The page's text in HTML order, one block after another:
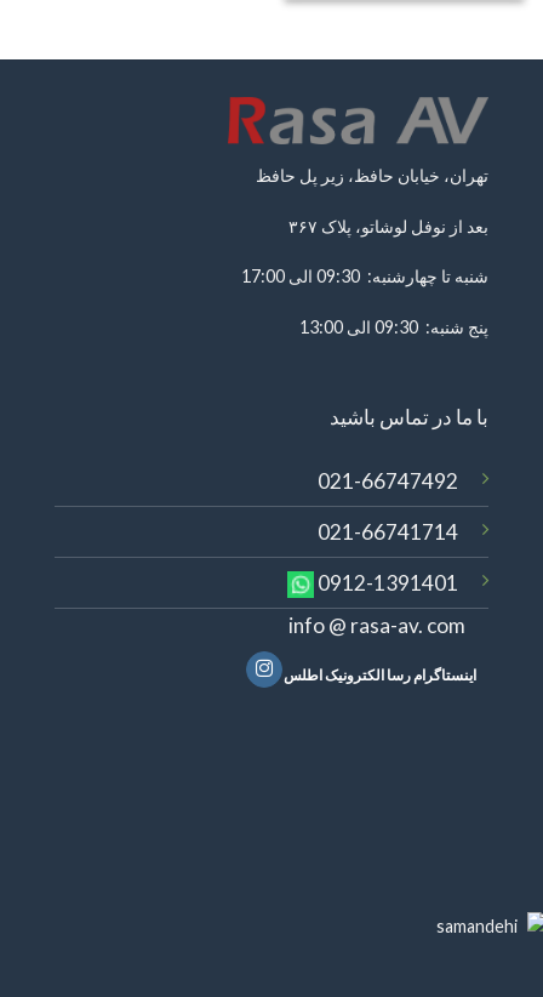
تهران، خیابان حافظ، زیر پل حافظ
بعد از نوفل لوشاتو، پلاک ۳۶۷
شنبه تا چهارشنبه: 09:30 الی 17:00
پنج شنبه: 09:30 الی 13:00
با ما در تماس باشید
021-66747492
021-66741714
0912-1391401
info @ rasa-av. com
اینستاگرام رسا الکترونیک اطلس